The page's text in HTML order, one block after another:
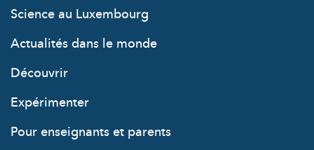
Science au Luxembourg
Actualités dans le monde
Découvrir
Expérimenter
Pour enseignants et parents